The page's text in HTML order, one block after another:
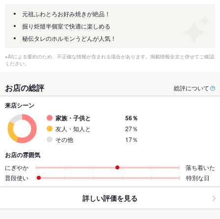
元祖ふわとろお好み焼きが絶品！
掘り炬燵半個室で快適に楽しめる
秘伝タレのホルモンうどんが人気！
※AIによる要約のため、不正確な情報が含まれる場合があります。掲載情報全文と併せてご確認
ください。
お店の総評 総評について
来店シーン
家族・子供と
56％
友人・知人と
27％
その他
17％
お店の雰囲気
にぎやか
落ち着いた
普段使い
特別な日
詳しい評価を見る